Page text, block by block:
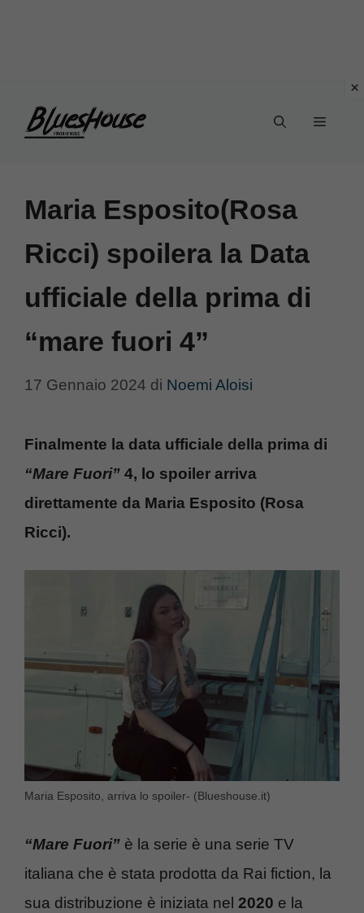
Menu
Maria Esposito(Rosa
Ricci) spoilera la Data
ufficiale della prima di
“mare fuori 4”
17 Gennaio 2024 di Noemi Aloisi
Finalmente la data ufficiale della prima di
“Mare Fuori” 4, lo spoiler arriva
direttamente da Maria Esposito (Rosa
Ricci).
Maria Esposito, arriva lo spoiler- (Blueshouse.it)
“Mare Fuori” è la serie è una serie TV
italiana che è stata prodotta da Rai fiction, la
sua distribuzione è iniziata nel 2020 e la